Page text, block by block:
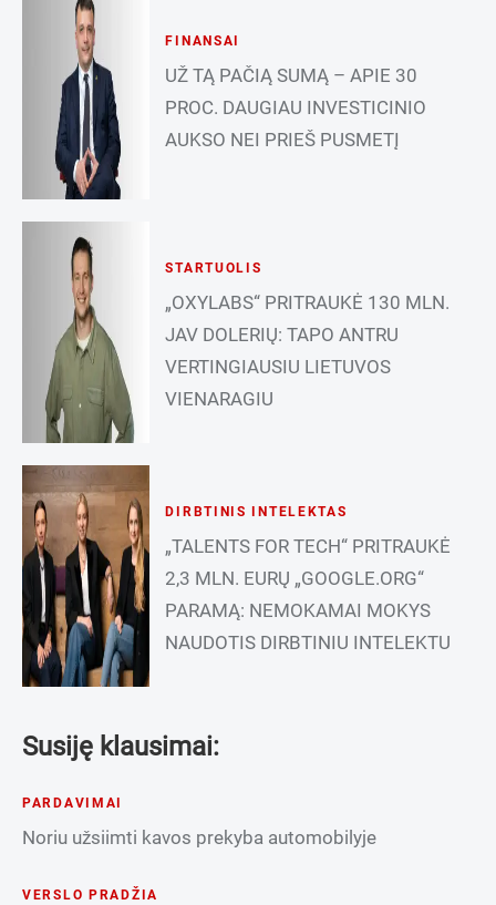
FINANSAI
UŽ TĄ PAČIĄ SUMĄ – APIE 30
PROC. DAUGIAU INVESTICINIO
AUKSO NEI PRIEŠ PUSMETĮ
STARTUOLIS
„OXYLABS“ PRITRAUKĖ 130 MLN.
JAV DOLERIŲ: TAPO ANTRU
VERTINGIAUSIU LIETUVOS
VIENARAGIU
DIRBTINIS INTELEKTAS
„TALENTS FOR TECH“ PRITRAUKĖ
2,3 MLN. EURŲ „GOOGLE.ORG“
PARAMĄ: NEMOKAMAI MOKYS
NAUDOTIS DIRBTINIU INTELEKTU
Susiję klausimai:
PARDAVIMAI
Noriu užsiimti kavos prekyba automobilyje
VERSLO PRADŽIA